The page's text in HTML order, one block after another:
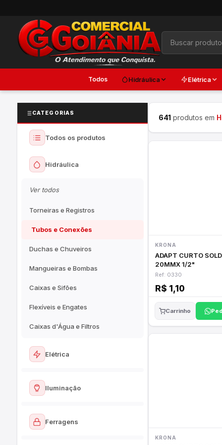
Todos Hidráulica Elétrica
CATEGORIAS
Todos os produtos
Hidráulica
Ver todos
Torneiras e Registros
Tubos e Conexões
Duchas e Chuveiros
Mangueiras e Bombas
Caixas e Sifões
Flexíveis e Engates
Caixas d'Água e Filtros
Elétrica
Ver todos
Disjuntores e Quadros
Iluminação
Ver todos
Ferragens
641 produtos em
KRONA
ADAPT CURTO SOLD
20MMX 1/2"
Ref: 0330
R$ 1,10
Carrinho
KRONA